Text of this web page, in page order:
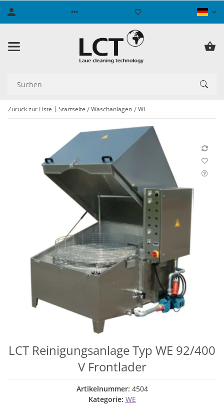
Zurück zur Liste Startseite Waschanlagen WE
LCT Reinigungsanlage Typ WE 92/400
V Frontlader
Artikelnummer: 4504
Kategorie: WE